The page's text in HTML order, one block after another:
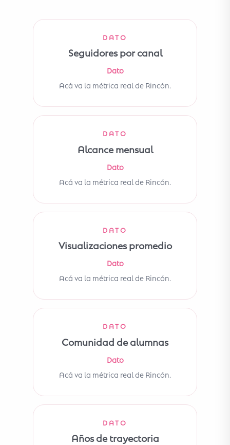
DATO
Seguidores por canal
Dato
Acá va la métrica real de Rincón.
DATO
Alcance mensual
Dato
Acá va la métrica real de Rincón.
DATO
Visualizaciones promedio
Dato
Acá va la métrica real de Rincón.
DATO
Comunidad de alumnas
Dato
Acá va la métrica real de Rincón.
DATO
Años de trayectoria